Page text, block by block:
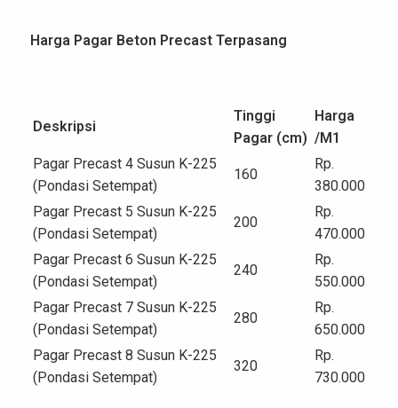
Harga Pagar Beton Precast Terpasang
Deskripsi
Tinggi
Pagar (cm)
Harga
/M1
Pagar Precast 4 Susun K-225
(Pondasi Setempat)
160
Rp.
380.000
Pagar Precast 5 Susun K-225
(Pondasi Setempat)
200
Rp.
470.000
Pagar Precast 6 Susun K-225
(Pondasi Setempat)
240
Rp.
550.000
Pagar Precast 7 Susun K-225
(Pondasi Setempat)
280
Rp.
650.000
Pagar Precast 8 Susun K-225
(Pondasi Setempat)
320
Rp.
730.000